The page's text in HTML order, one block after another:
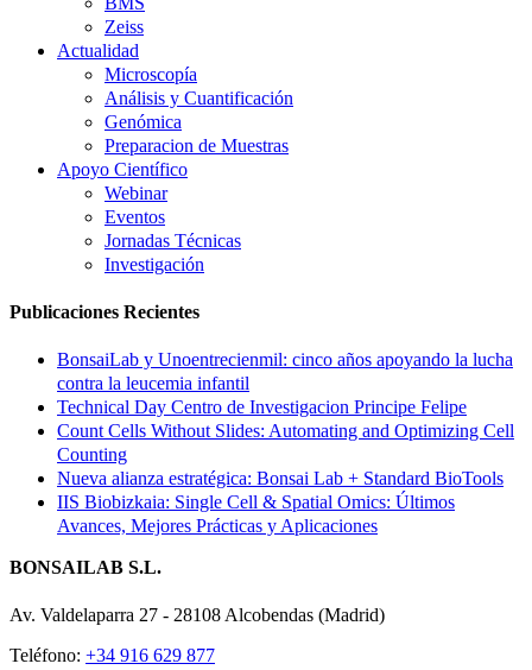
Zeiss
Actualidad
Microscopía
Análisis y Cuantificación
Genómica
Preparacion de Muestras
Apoyo Científico
Webinar
Eventos
Jornadas Técnicas
Investigación
Publicaciones Recientes
BonsaiLab y Unoentrecienmil: cinco años apoyando la lucha
contra la leucemia infantil
Technical Day Centro de Investigacion Principe Felipe
Count Cells Without Slides: Automating and Optimizing Cell
Counting
Nueva alianza estratégica: Bonsai Lab + Standard BioTools
IIS Biobizkaia: Single Cell & Spatial Omics: Últimos
Avances, Mejores Prácticas y Aplicaciones
BONSAILAB S.L.
Av. Valdelaparra 27 - 28108 Alcobendas (Madrid)
Teléfono: +34 916 629 877